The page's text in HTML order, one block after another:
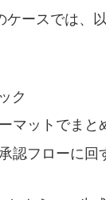
ケースでは、
ク
マットでまと
認フローに回